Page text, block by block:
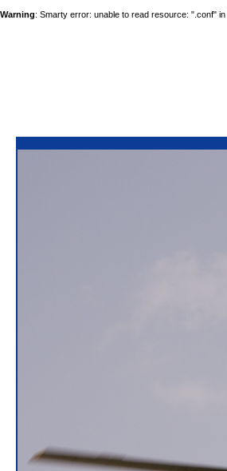
Warning: Smarty error: unable to read resource: ".conf" in